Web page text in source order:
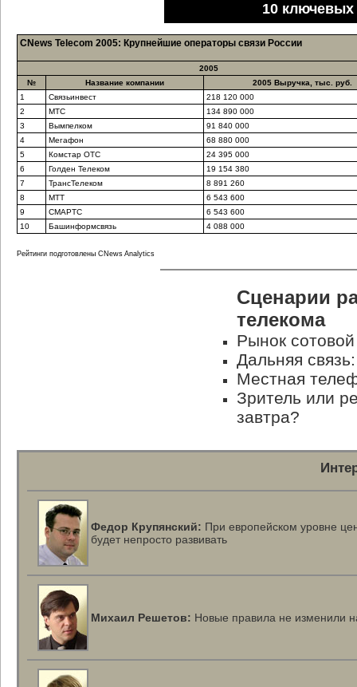
10 ключевых
CNews Telecom 2005: Крупнейшие операторы связи России
2005
№
Название компании
2005 Выручка, тыс. руб.
1
Связьинвест
218 120 000
2
МТС
134 890 000
3
Вымпелком
91 840 000
4
Мегафон
68 880 000
5
Комстар ОТС
24 395 000
6
Голден Телеком
19 154 380
7
ТрансТелеком
8 891 260
8
МТТ
6 543 600
9
СМАРТС
6 543 600
10
Башинформсвязь 4 088 000
Рейтинги подготовлены CNews Analytics
Сценарии
телекома
Рынок
Дальняя
Местная
Зритель или
завтра?
Федор Крупянский: При европейском уровне
будет непросто развивать
Михаил Решетов: Новые правила не изменили